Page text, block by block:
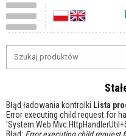
Błąd ładowania kontrolki Lista
Error executing child request for